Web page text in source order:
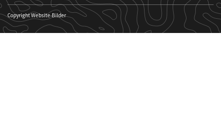
Copyright Website-Bilder